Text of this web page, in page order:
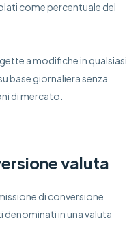
come percentuale del
a modifiche in qualsiasi
base giornaliera senza
di mercato.
valuta
di conversione
denominati in una valuta